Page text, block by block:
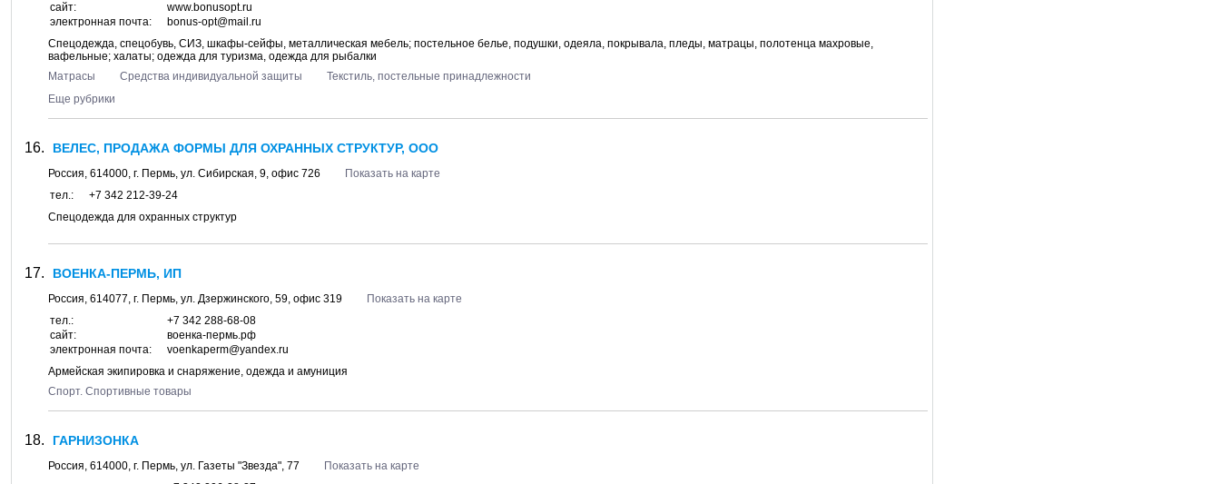
сайт:
www.bonusopt.ru
электронная почта:
bonus-opt@mail.ru
Спецодежда, спецобувь, СИЗ, шкафы-сейфы, металлическая мебель; постельное белье, подушки, одеяла, покрывала, пледы, матрацы, полотенца махровые,
вафельные; халаты; одежда для туризма, одежда для рыбалки
Матрасы
Средства индивидуальной защиты
Текстиль, постельные принадлежности
Еще рубрики
ВЕЛЕС, ПРОДАЖА ФОРМЫ ДЛЯ ОХРАННЫХ СТРУКТУР, ООО
Россия, 614000, г. Пермь, ул. Сибирская, 9, офис 726
Показать на карте
тел.:
+7 342 212-39-24
Спецодежда для охранных структур
ВОЕНКА-ПЕРМЬ, ИП
Россия, 614077, г. Пермь, ул. Дзержинского, 59, офис 319
Показать на карте
тел.:
+7 342 288-68-08
сайт:
военка-пермь.рф
электронная почта:
voenkaperm@yandex.ru
Армейская экипировка и снаряжение, одежда и амуниция
Спорт. Спортивные товары
ГАРНИЗОНКА
Россия, 614000, г. Пермь, ул. Газеты "Звезда", 77
Показать на карте